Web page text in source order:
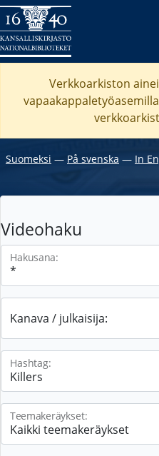
Verkkoarkiston
Suomeksi ― På svenska ― In
Videohaku
Hakusana:
Kanava / julkaisija:
Hashtag:
Teemakeräykset: